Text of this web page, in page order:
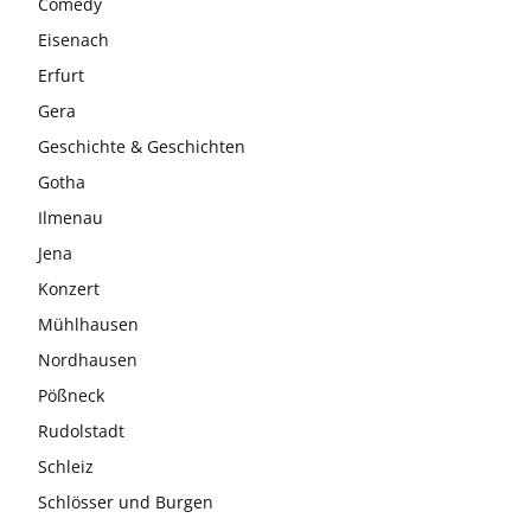
Eisenach
Erfurt
Gera
Geschichte & Geschichten
Gotha
Ilmenau
Jena
Konzert
Mühlhausen
Nordhausen
Pößneck
Rudolstadt
Schleiz
Schlösser und Burgen